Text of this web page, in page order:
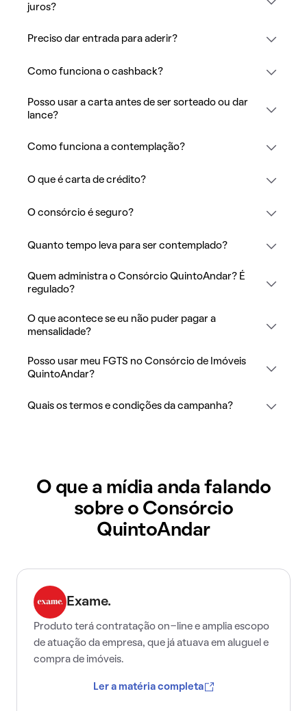
juros?
Preciso dar entrada para aderir?
Como funciona o cashback?
Posso usar a carta antes de ser sorteado ou dar
lance?
Como funciona a contemplação?
O que é carta de crédito?
O consórcio é seguro?
Quanto tempo leva para ser contemplado?
Quem administra o Consórcio QuintoAndar? É
regulado?
O que acontece se eu não puder pagar a
mensalidade?
Posso usar meu FGTS no Consórcio de Imóveis
QuintoAndar?
Quais os termos e condições da campanha?
O que a mídia anda falando
sobre o Consórcio
QuintoAndar
Exame.
Produto terá contratação on-line e amplia escopo
de atuação da empresa, que já atuava em aluguel e
compra de imóveis.
Ler a matéria completa